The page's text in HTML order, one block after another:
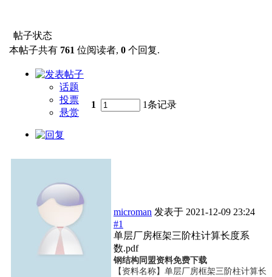
帖子状态
本帖子共有 761 位阅读者, 0 个回复.
话题
投票
悬赏
1 1条记录
microman 发表于 2021-12-09 23:24
#1
单层厂房框架三阶柱计算长度系
数.pdf
钢结构同盟资料免费下载
【资料名称】 单层厂房框架三阶柱计算长